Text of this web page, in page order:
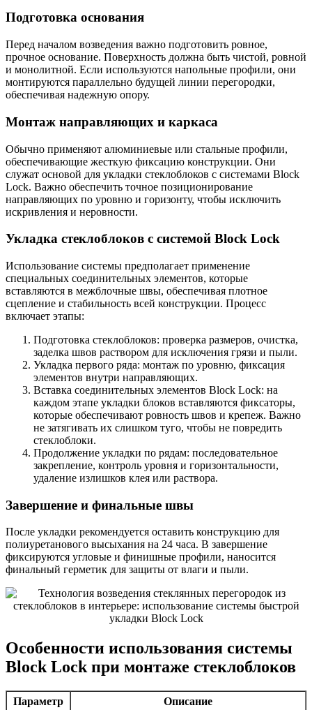
Подготовка основания
Перед началом возведения важно подготовить ровное,
прочное основание. Поверхность должна быть чистой, ровной
и монолитной. Если используются напольные профили, они
монтируются параллельно будущей линии перегородки,
обеспечивая надежную опору.
Монтаж направляющих и каркаса
Обычно применяют алюминиевые или стальные профили,
обеспечивающие жесткую фиксацию конструкции. Они
служат основой для укладки стеклоблоков с системами Block
Lock. Важно обеспечить точное позиционирование
направляющих по уровню и горизонту, чтобы исключить
искривления и неровности.
Укладка стеклоблоков с системой Block Lock
Использование системы предполагает применение
специальных соединительных элементов, которые
вставляются в межблочные швы, обеспечивая плотное
сцепление и стабильность всей конструкции. Процесс
включает этапы:
Подготовка стеклоблоков: проверка размеров, очистка,
заделка швов раствором для исключения грязи и пыли.
Укладка первого ряда: монтаж по уровню, фиксация
элементов внутри направляющих.
Вставка соединительных элементов Block Lock: на
каждом этапе укладки блоков вставляются фиксаторы,
которые обеспечивают ровность швов и крепеж. Важно
не затягивать их слишком туго, чтобы не повредить
стеклоблоки.
Продолжение укладки по рядам: последовательное
закрепление, контроль уровня и горизонтальности,
удаление излишков клея или раствора.
Завершение и финальные швы
После укладки рекомендуется оставить конструкцию для
полиуретанового высыхания на 24 часа. В завершение
фиксируются угловые и финишные профили, наносится
финальный герметик для защиты от влаги и пыли.
Особенности использования системы
Block Lock при монтаже стеклоблоков
Параметр Описание